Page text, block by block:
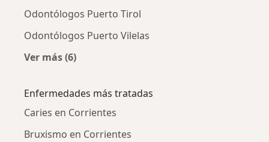
Odontólogos Puerto Tirol
Odontólogos Puerto Vilelas
Ver más (6)
Enfermedades más tratadas
Caries en Corrientes
Bruxismo en Corrientes